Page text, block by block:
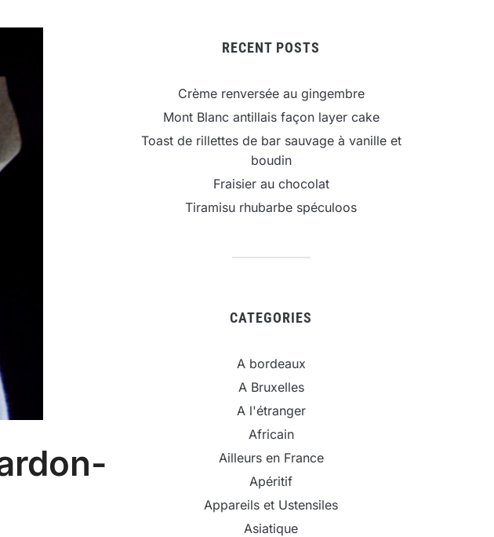
RECENT POSTS
Crème renversée au gingembre
Mont Blanc antillais façon layer cake
Toast de rillettes de bar sauvage à vanille et
boudin
Fraisier au chocolat
Tiramisu rhubarbe spéculoos
CATEGORIES
A bordeaux
A Bruxelles
A l'étranger
Africain
Ailleurs en France
Apéritif
Appareils et Ustensiles
Asiatique